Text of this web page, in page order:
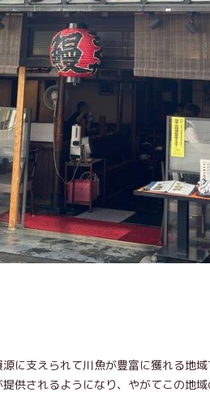
に支えられて川魚が豊富に獲れる地
供されるようになり、やがてこの地